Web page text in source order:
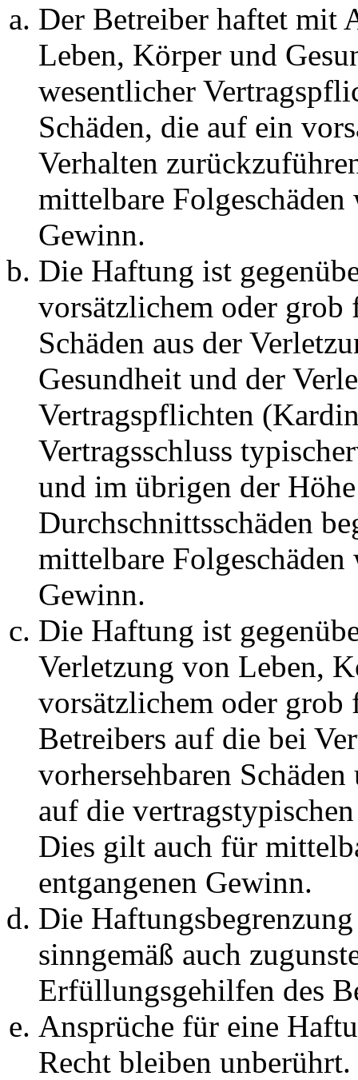
Der Betreiber haftet mit
Leben, Körper und
wesentlicher
Schäden, die auf ein
Verhalten
mittelbare Folgeschäden
Gewinn.
Die Haftung ist
vorsätzlichem oder grob
Schäden aus der
Gesundheit und der
Vertragspflichten
Vertragsschluss
und im übrigen der
Durchschnittsschäden
mittelbare Folgeschäden
Gewinn.
Die Haftung ist
Verletzung von Leben,
vorsätzlichem oder grob
Betreibers auf die bei
vorhersehbaren
auf die
Dies gilt auch für
entgangenen Gewinn.
Die
sinngemäß auch
Erfüllungsgehilfen des
Ansprüche für eine
Recht bleiben unberührt.